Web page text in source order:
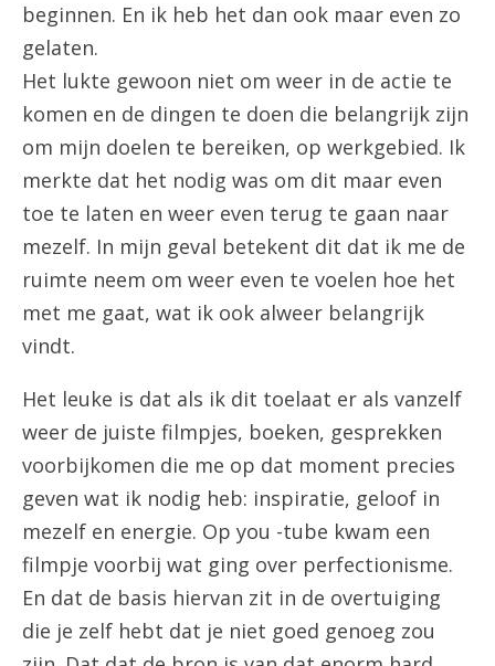
beginnen. En ik heb het dan ook maar even zo
gelaten.
Het lukte gewoon niet om weer in de actie te
komen en de dingen te doen die belangrijk zijn
om mijn doelen te bereiken, op werkgebied. Ik
merkte dat het nodig was om dit maar even
toe te laten en weer even terug te gaan naar
mezelf. In mijn geval betekent dit dat ik me de
ruimte neem om weer even te voelen hoe het
met me gaat, wat ik ook alweer belangrijk
vindt.
Het leuke is dat als ik dit toelaat er als vanzelf
weer de juiste filmpjes, boeken, gesprekken
voorbijkomen die me op dat moment precies
geven wat ik nodig heb: inspiratie, geloof in
mezelf en energie. Op you -tube kwam een
filmpje voorbij wat ging over perfectionisme.
En dat de basis hiervan zit in de overtuiging
die je zelf hebt dat je niet goed genoeg zou